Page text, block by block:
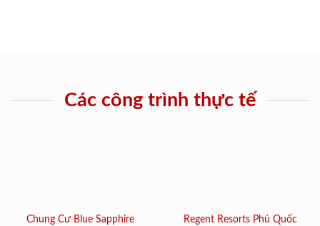
Các công trình thực tế
Chung Cư Blue Sapphire
Regent Resorts Phú Quốc